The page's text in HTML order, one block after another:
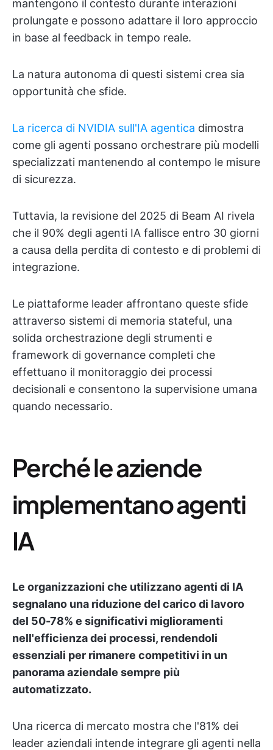
mantengono il contesto durante interazioni
prolungate e possono adattare il loro approccio
in base al feedback in tempo reale.
La natura autonoma di questi sistemi crea sia
opportunità che sfide.
La ricerca di NVIDIA sull'IA agentica dimostra
come gli agenti possano orchestrare più modelli
specializzati mantenendo al contempo le misure
di sicurezza.
Tuttavia, la revisione del 2025 di Beam AI rivela
che il 90% degli agenti IA fallisce entro 30 giorni
a causa della perdita di contesto e di problemi di
integrazione.
Le piattaforme leader affrontano queste sfide
attraverso sistemi di memoria stateful, una
solida orchestrazione degli strumenti e
framework di governance completi che
effettuano il monitoraggio dei processi
decisionali e consentono la supervisione umana
quando necessario.
Perché le aziende
implementano agenti
IA
Le organizzazioni che utilizzano agenti di IA
segnalano una riduzione del carico di lavoro
del 50-78% e significativi miglioramenti
nell'efficienza dei processi, rendendoli
essenziali per rimanere competitivi in un
panorama aziendale sempre più
automatizzato.
Una ricerca di mercato mostra che l'81% dei
leader aziendali intende integrare gli agenti nella